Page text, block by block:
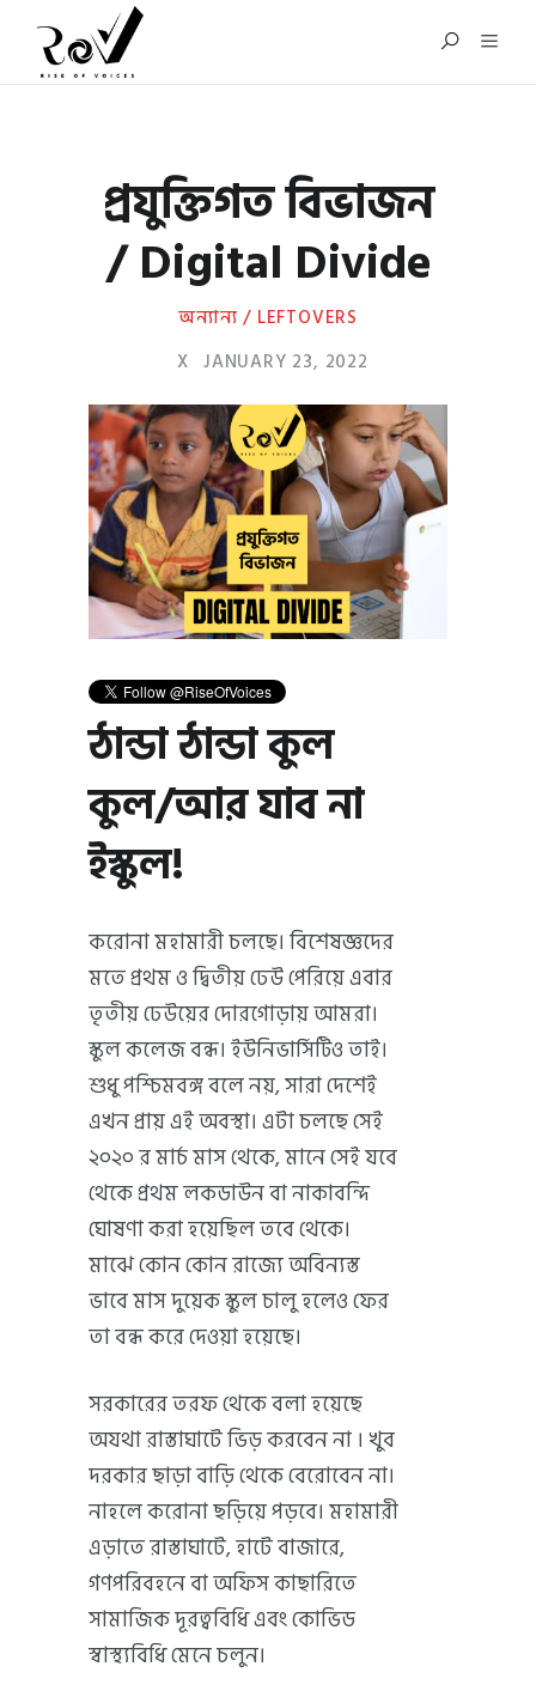
প্রযুক্তিগত বিভাজন
/ Digital Divide
অন্যান্য / LEFTOVERS
X JANUARY 23, 2022
ঠান্ডা ঠান্ডা কুল
কুল/আর যাব না
ইস্কুল!
করোনা মহামারী চলছে। বিশেষজ্ঞদের
মতে প্রথম ও দ্বিতীয় ঢেউ পেরিয়ে এবার
তৃতীয় ঢেউয়ের দোরগোড়ায় আমরা।
স্কুল কলেজ বন্ধ। ইউনিভার্সিটিও তাই।
শুধু পশ্চিমবঙ্গ বলে নয়, সারা দেশেই
এখন প্রায় এই অবস্থা। এটা চলছে সেই
২০২০ র মার্চ মাস থেকে, মানে সেই যবে
থেকে প্রথম লকডাউন বা নাকাবন্দি
ঘোষণা করা হয়েছিল তবে থেকে।
মাঝে কোন কোন রাজ্যে অবিন্যস্ত
ভাবে মাস দুয়েক স্কুল চালু হলেও ফের
তা বন্ধ করে দেওয়া হয়েছে।
সরকারের তরফ থেকে বলা হয়েছে
অযথা রাস্তাঘাটে ভিড় করবেন না । খুব
দরকার ছাড়া বাড়ি থেকে বেরোবেন না।
নাহলে করোনা ছড়িয়ে পড়বে। মহামারী
এড়াতে রাস্তাঘাটে, হাটে বাজারে,
গণপরিবহনে বা অফিস কাছারিতে
সামাজিক দূরত্ববিধি এবং কোভিড
স্বাস্থ্যবিধি মেনে চলুন।